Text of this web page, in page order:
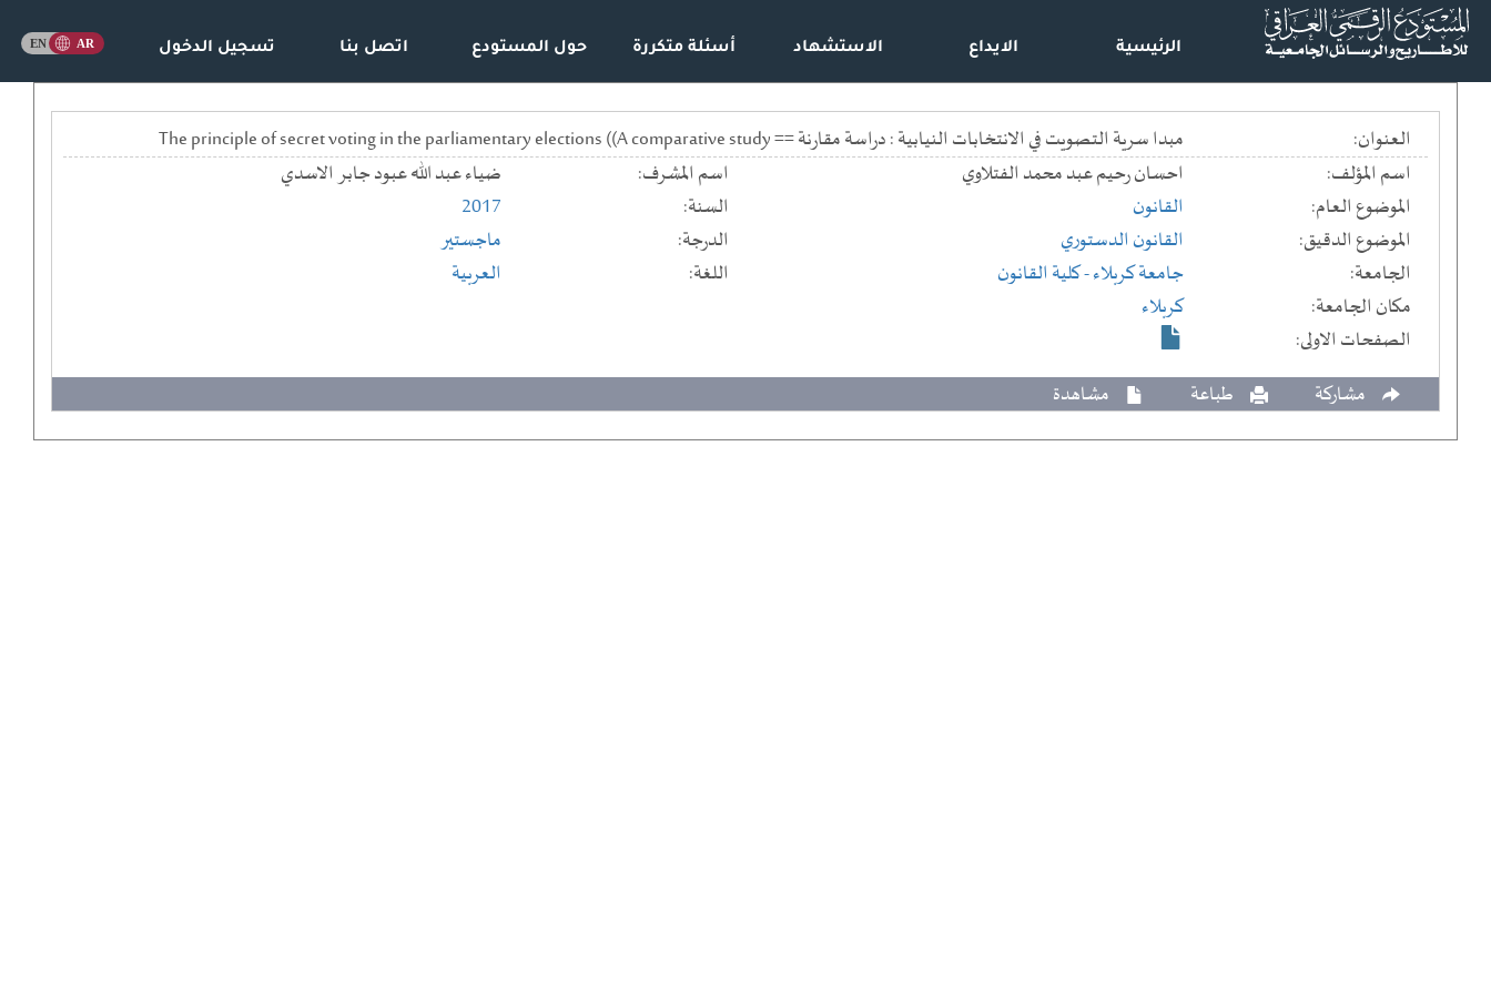
الرئيسية الايداع الاستشهاد أسئلة متكررة حول المستودع اتصل بنا تسجيل الدخول
العنوان:
مبدا سرية التصويت في الانتخابات النيابية : دراسة مقارنة == The principle of secret voting in the parliamentary elections ((A comparative study
اسم المؤلف:
احسان رحيم عبد محمد الفتلاوي اسم المشرف:
ضياء عبد الله عبود جابر الاسدي
الموضوع العام:
القانون السنة:
2017
الموضوع الدقيق:
القانون الدستوري الدرجة:
ماجستير
الجامعة:
جامعة كربلاء- كلية القانون اللغة:
العربية
مكان الجامعة:
كربلاء
الصفحات الاولى:
مشاركة
طباعة مشاهدة